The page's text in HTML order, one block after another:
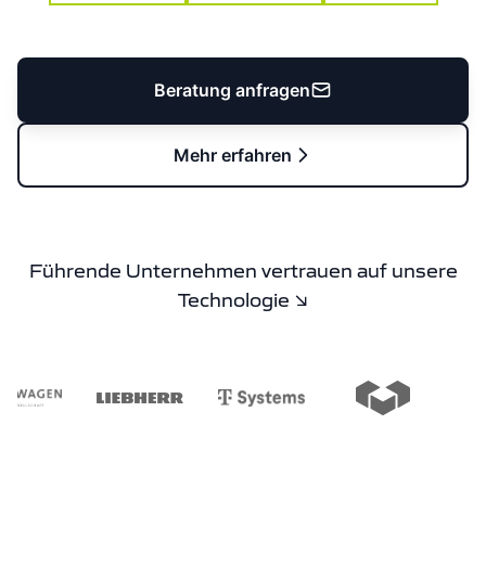
Beratung anfragen
Mehr erfahren
Führende Unternehmen vertrauen auf unsere
Technologie ↘